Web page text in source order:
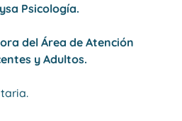
Psicología.
del Área de Atención
y Adultos.